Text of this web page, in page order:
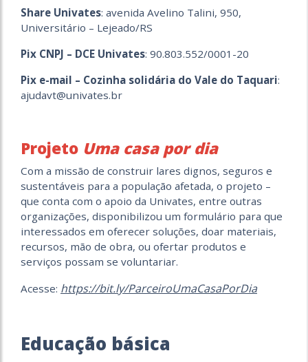
Share Univates: avenida Avelino Talini, 950,
Universitário – Lejeado/RS
Pix CNPJ – DCE Univates: 90.803.552/0001-20
Pix e-mail – Cozinha solidária do Vale do Taquari:
ajudavt@univates.br
Projeto Uma casa por dia
Com a missão de construir lares dignos, seguros e
sustentáveis para a população afetada, o projeto –
que conta com o apoio da Univates, entre outras
organizações, disponibilizou um formulário para que
interessados em oferecer soluções, doar materiais,
recursos, mão de obra, ou ofertar produtos e
serviços possam se voluntariar.
Acesse: https://bit.ly/ParceiroUmaCasaPorDia
Educação básica